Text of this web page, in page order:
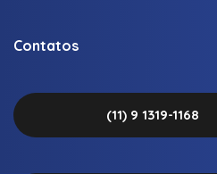
Contatos
(11) 9 1319-1168